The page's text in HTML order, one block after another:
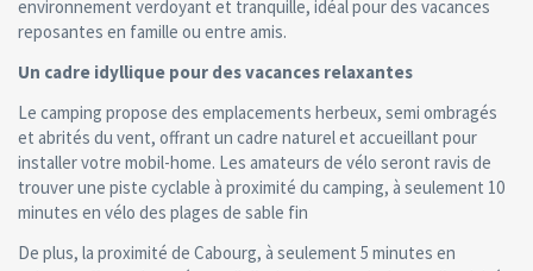
environnement verdoyant et tranquille, idéal pour des vacances
reposantes en famille ou entre amis.
Un cadre idyllique pour des vacances relaxantes
Le camping propose des emplacements herbeux, semi ombragés
et abrités du vent, offrant un cadre naturel et accueillant pour
installer votre mobil-home. Les amateurs de vélo seront ravis de
trouver une piste cyclable à proximité du camping, à seulement 10
minutes en vélo des plages de sable fin
De plus, la proximité de Cabourg, à seulement 5 minutes en